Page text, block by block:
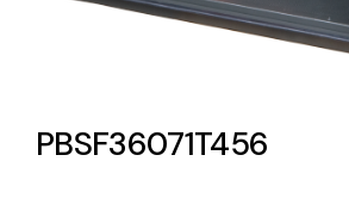
Amplia gama de ventiladores y
PBSF36071T456